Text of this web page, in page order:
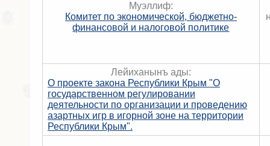
Муэллиф:
Комитет по экономической, бюджетно-
финансовой и налоговой политике
Лейиханынъ ады:
О проекте закона Республики Крым "О
государственном регулировании
деятельности по организации и проведению
азартных игр в игорной зоне на территории
Республики Крым".